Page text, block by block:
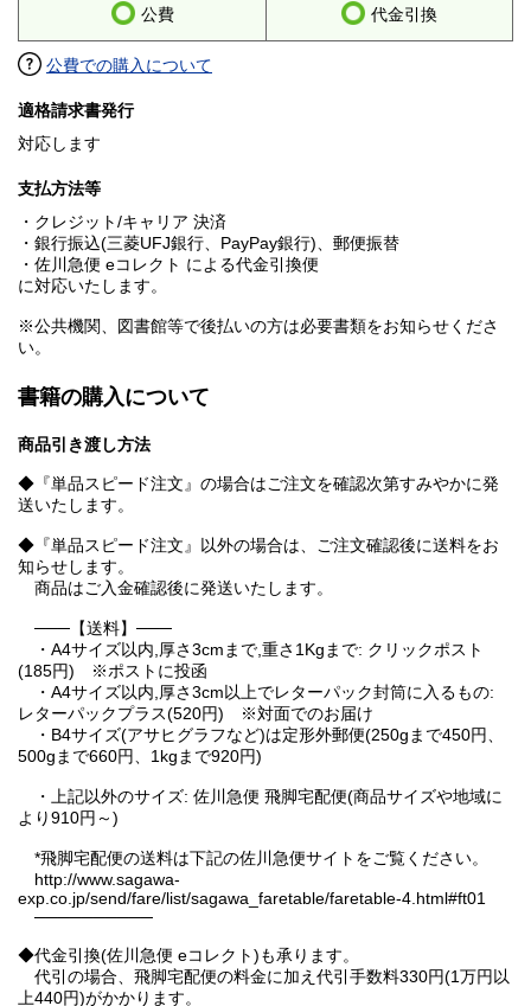
公費 代金引換
公費での購入について
適格請求書発行
対応します
支払方法等
・クレジット/キャリア 決済
・銀行振込(三菱UFJ銀行、PayPay銀行)、郵便振替
・佐川急便 eコレクト による代金引換便
に対応いたします。
※公共機関、図書館等で後払いの方は必要書類をお知らせくださ
い。
書籍の購入について
商品引き渡し方法
◆『単品スピード注文』の場合はご注文を確認次第すみやかに発
送いたします。
◆『単品スピード注文』以外の場合は、ご注文確認後に送料をお
知らせします。
商品はご入金確認後に発送いたします。
───【送料】───
・A4サイズ以内,厚さ3cmまで,重さ1Kgまで: クリックポスト
(185円) ※ポストに投函
・A4サイズ以内,厚さ3cm以上でレターパック封筒に入るもの:
レターパックプラス(520円) ※対面でのお届け
・B4サイズ(アサヒグラフなど)は定形外郵便(250gまで450円、
500gまで660円、1kgまで920円)
・上記以外のサイズ: 佐川急便 飛脚宅配便(商品サイズや地域に
より910円～)
*飛脚宅配便の送料は下記の佐川急便サイトをご覧ください。
http://www.sagawa-
exp.co.jp/send/fare/list/sagawa_faretable/faretable-4.html#ft01
──────────
◆代金引換(佐川急便 eコレクト)も承ります。
代引の場合、飛脚宅配便の料金に加え代引手数料330円(1万円以
上440円)がかかります。